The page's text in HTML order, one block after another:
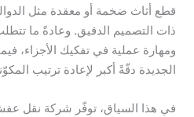
قطع أثاث ضخمة أو معقدة مثل
ذات التصميم الدقيق. وعادةً ما
ومهارة عملية في تفكيك الأجزاء،
الجديدة دقّةً أكبر لإعادة ترتيب
في هذا السياق، توفّر شركة نقل